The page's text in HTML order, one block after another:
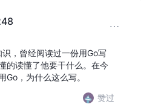
，曾经阅读过一份用Go写
的读懂了他要干什么。在今
Go，为什么这么写。
赞过